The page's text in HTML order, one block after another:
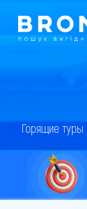
Горящие туры